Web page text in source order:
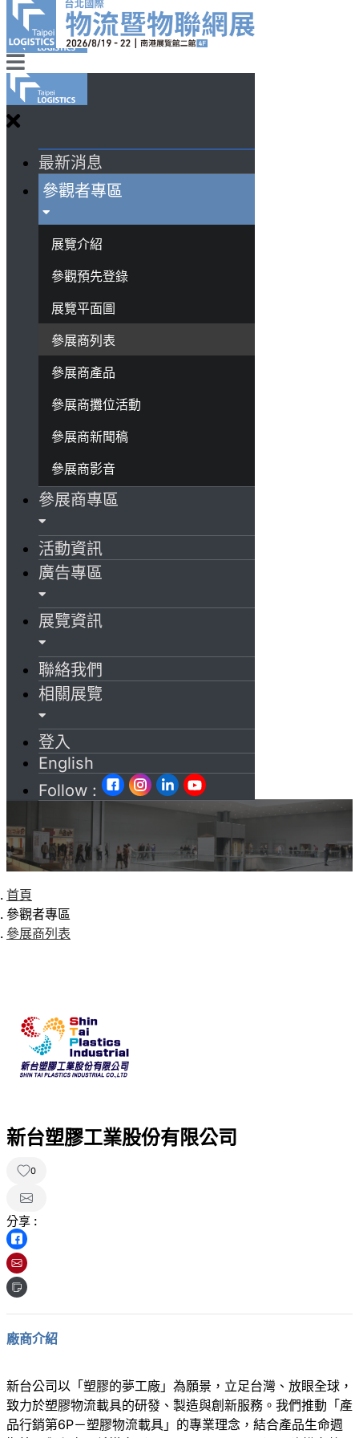
最新消息
參觀者專區
展覽介紹
參觀預先登錄
展覽平面圖
參展商列表
參展商產品
參展商攤位活動
參展商新聞稿
參展商影音
參展商專區
活動資訊
廣告專區
展覽資訊
聯絡我們
相關展覽
登入
English
Follow :
首頁
參觀者專區
參展商列表
新台塑膠工業股份有限公司
0
分享 :
廠商介紹
新台公司以「塑膠的夢工廠」為願景，立足台灣、放眼全球，
致力於塑膠物流載具的研發、製造與創新服務。我們推動「產
品行銷第6P－塑膠物流載具」的專業理念，結合產品生命週